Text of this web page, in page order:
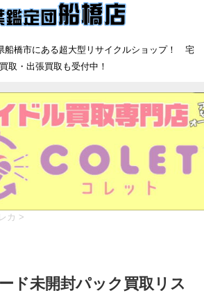
船橋市にある超大型リサイクルショップ！ 宅
取・出張買取も受付中！
カ >
ド未開封パック買取リス